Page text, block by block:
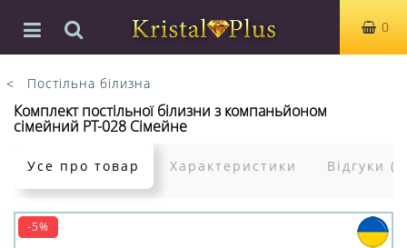
0
Постільна білизна
Комплект постільної білизни з компаньйоном
сімейний PT-028 Сімейне
Усе про товар Характеристики Відгуки
-5%